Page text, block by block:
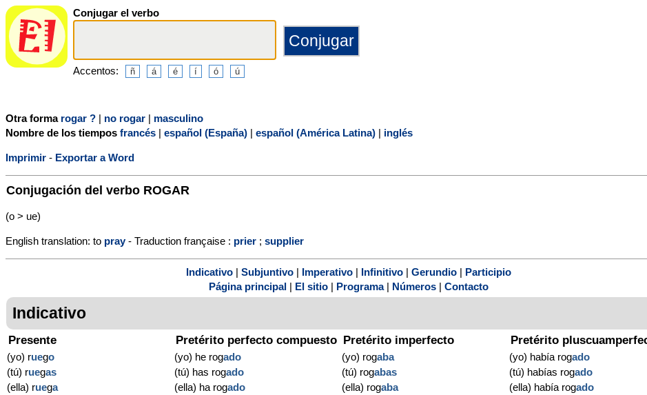
Conjugar el verbo
Accentos:
Otra forma rogar ? | no rogar | masculino
Nombre de los tiempos francés | español (España) | español (América Latina) | inglés
Imprimir - Exportar a Word
Conjugación del verbo ROGAR
(o > ue)
English translation: to pray- Traduction française : prier ; supplier
Indicativo | Subjuntivo | Imperativo | Infinitivo | Gerundio | Participio
Página principal | El sitio | Programa| Números | Contacto
Indicativo
Presente
(yo) ruego
(tú) ruegas
(ella) ruega
Pretérito perfecto compuesto
(yo) he rogado
(tú) has rogado
(ella) ha rogado
Pretérito imperfecto
(yo) rogaba
(tú) rogabas
(ella) rogaba
Pretérito
(yo) había rogado
(tú) habías rogado
(ella) había rogado